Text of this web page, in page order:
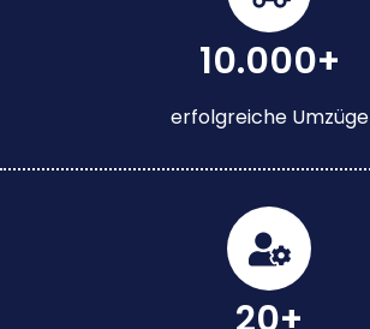
10.000+
erfolgreiche Umzüge